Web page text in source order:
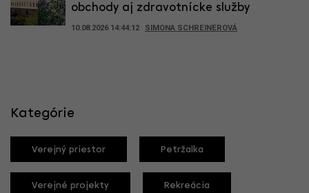
obchody aj zdravotnícke služby
10.08.2026 14:44:12 SIMONA SCHREINEROVÁ
Kategórie
Verejný priestor Petržalka
Verejné projekty Rekreácia